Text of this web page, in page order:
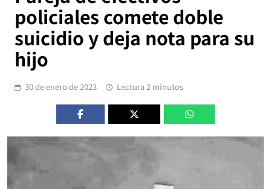
policiales comete doble
suicidio y deja nota para su
hijo
30 de enero de 2023 Lectura 2 minutos